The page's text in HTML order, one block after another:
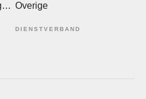
Overige beroepen management Overige
DIENSTVERBAND